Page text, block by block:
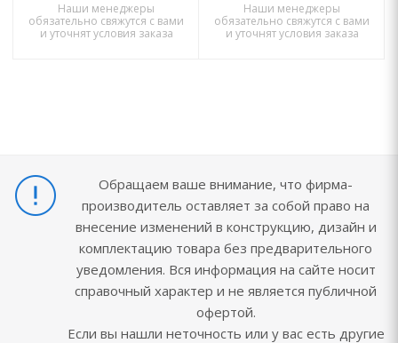
Наши менеджеры
обязательно свяжутся с вами
и уточнят условия заказа
Наши менеджеры
обязательно свяжутся с вами
и уточнят условия заказа
Обращаем ваше внимание, что фирма-
производитель оставляет за собой право на
внесение изменений в конструкцию, дизайн и
комплектацию товара без предварительного
уведомления. Вся информация на сайте носит
справочный характер и не является публичной
офертой.
Если вы нашли неточность или у вас есть другие